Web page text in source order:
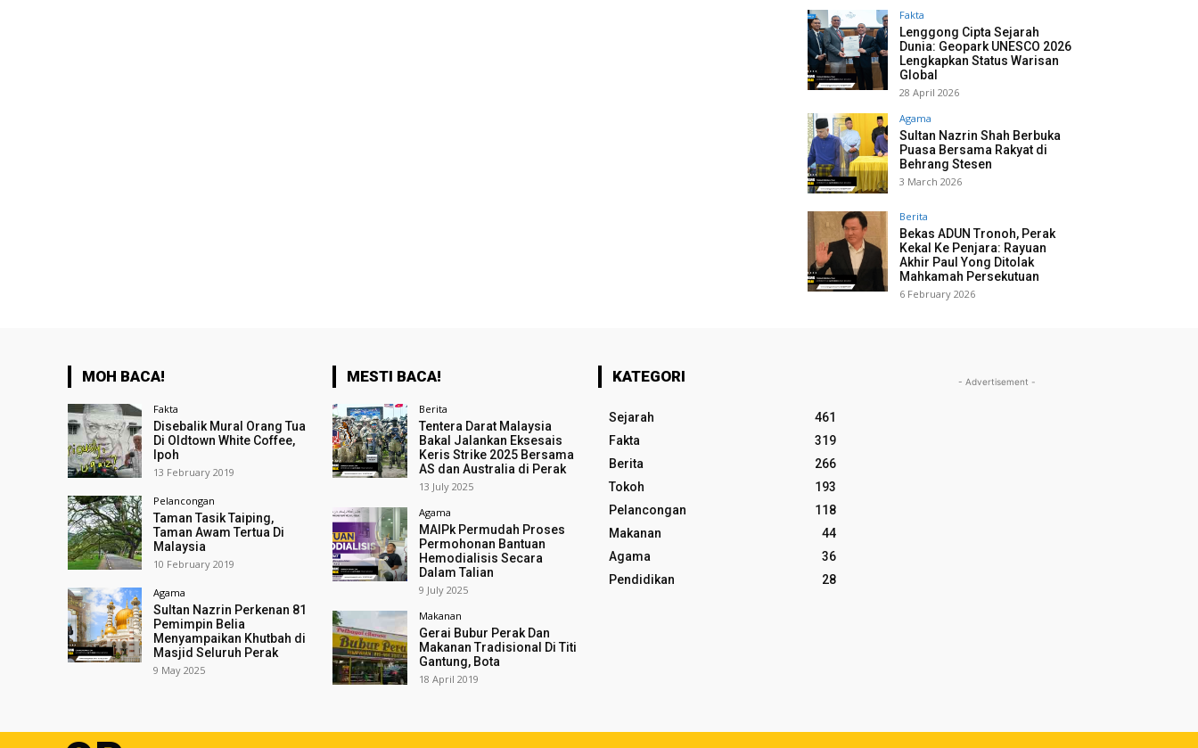
Fakta
Lenggong Cipta Sejarah
Dunia: Geopark UNESCO 2026
Lengkapkan Status Warisan
Global
28 April 2026
Agama
Sultan Nazrin Shah Berbuka
Puasa Bersama Rakyat di
Behrang Stesen
3 March 2026
Berita
Bekas ADUN Tronoh, Perak
Kekal Ke Penjara: Rayuan
Akhir Paul Yong Ditolak
Mahkamah Persekutuan
6 February 2026
MOH BACA!
Fakta
Disebalik Mural Orang Tua
Di Oldtown White Coffee,
Ipoh
13 February 2019
Pelancongan
Taman Tasik Taiping,
Taman Awam Tertua Di
Malaysia
10 February 2019
Agama
Sultan Nazrin Perkenan 81
Pemimpin Belia
Menyampaikan Khutbah di
Masjid Seluruh Perak
9 May 2025
MESTI BACA!
Berita
Tentera Darat Malaysia
Bakal Jalankan Eksesais
Keris Strike 2025 Bersama
AS dan Australia di Perak
13 July 2025
Agama
MAIPk Permudah Proses
Permohonan Bantuan
Hemodialisis Secara
Dalam Talian
9 July 2025
Makanan
Gerai Bubur Perak Dan
Makanan Tradisional Di Titi
Gantung, Bota
18 April 2019
KATEGORI
Sejarah
461
Fakta
319
Berita
266
Tokoh
193
Pelancongan
118
Makanan
44
Agama
36
Pendidikan
28
- Advertisement -